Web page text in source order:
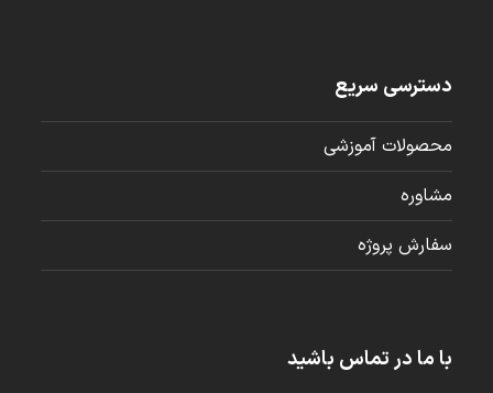
دسترسی سریع
محصولات آموزشی
مشاوره
سفارش پروژه
با ما در تماس باشید